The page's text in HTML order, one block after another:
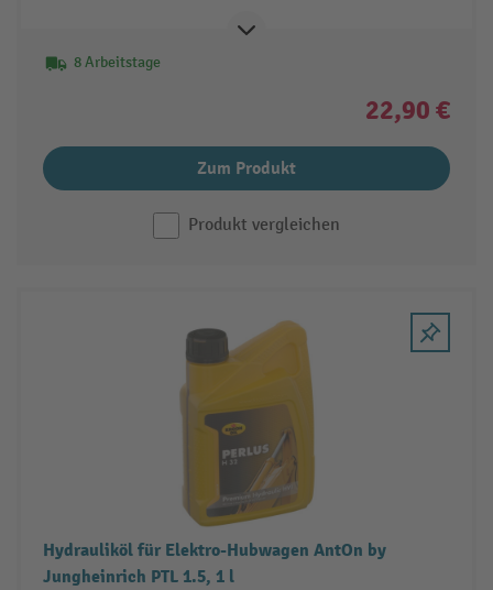
8 Arbeitstage
22,90 €
Zum Produkt
Produkt vergleichen
Hydrauliköl für Elektro-Hubwagen AntOn by
Jungheinrich PTL 1.5, 1 l